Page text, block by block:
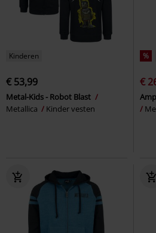
Kinderen
€ 53,99
Metal-Kids - Robot Blast
Metallica
Kinder vesten
%
€